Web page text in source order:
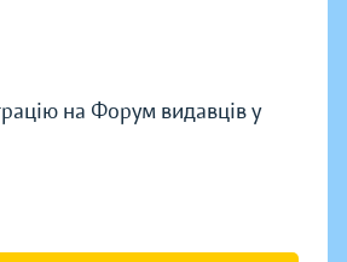
на Форум видавців у